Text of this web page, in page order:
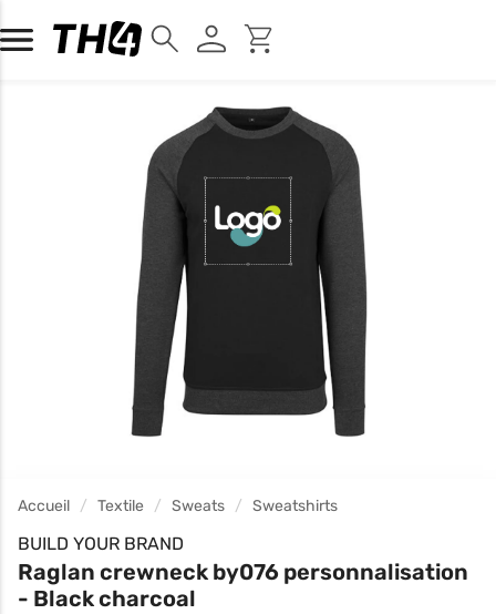
Accueil Textile Sweats Sweatshirts
BUILD YOUR BRAND
Raglan crewneck by076 personnalisation
- Black charcoal